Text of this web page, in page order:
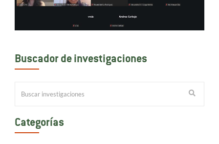
Buscador de investigaciones
Categorías